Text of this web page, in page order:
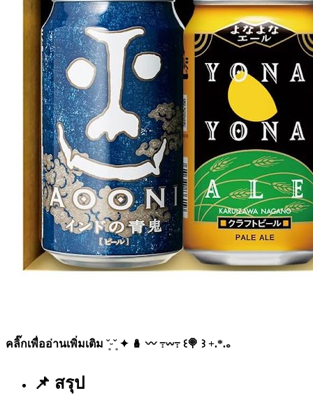
คลิ๊กเพื่ออ่านเพิ่มเติม ˘͈ᵕ˘͈ ✦ 🪆 〰️ ߹𖥦߹ ꒰🍭 ꒱ +.*.｡
📌 สรุป